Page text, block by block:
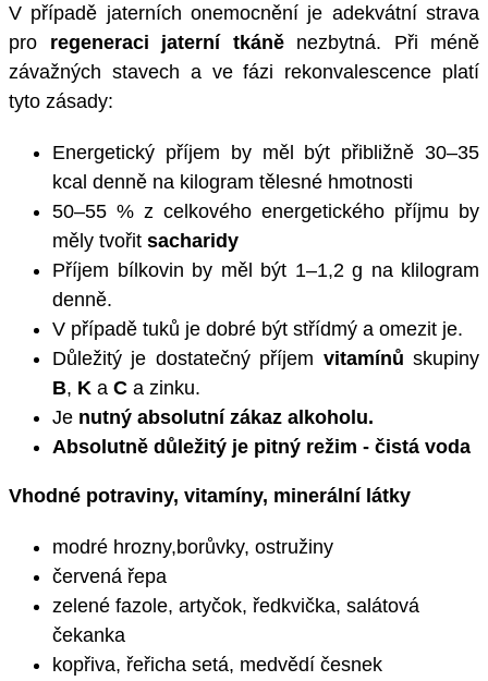
V případě jaterních onemocnění je adekvátní strava
pro regeneraci jaterní tkáněnezbytná. Při méně
závažných stavech a ve fázi rekonvalescence platí
tyto zásady:
Energetický příjem by měl být přibližně 30–35
kcal denně na kilogram tělesné hmotnosti
50–55 % z celkového energetického příjmu by
měly tvořit sacharidy
Příjem bílkovin by měl být 1–1,2 g na klilogram
denně.
V případě tuků je dobré být střídmý a omezit je.
Důležitý je dostatečný příjem vitamínů skupiny
B, K a C a zinku.
Je nutný absolutní zákaz alkoholu.
Absolutně důležitý je pitný režim - čistá voda
Vhodné potraviny, vitamíny, minerální látky
modré hrozny,borůvky, ostružiny
červená řepa
zelené fazole, artyčok, ředkvička, salátová
čekanka
kopřiva, řeřicha setá, medvědí česnek